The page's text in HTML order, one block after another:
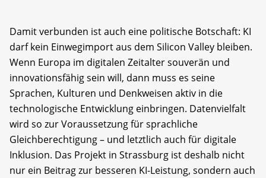
Damit verbunden ist auch eine politische Botschaft: KI
darf kein Einwegimport aus dem Silicon Valley bleiben.
Wenn Europa im digitalen Zeitalter souverän und
innovationsfähig sein will, dann muss es seine
Sprachen, Kulturen und Denkweisen aktiv in die
technologische Entwicklung einbringen. Datenvielfalt
wird so zur Voraussetzung für sprachliche
Gleichberechtigung – und letztlich auch für digitale
Inklusion. Das Projekt in Strassburg ist deshalb nicht
nur ein Beitrag zur besseren KI-Leistung, sondern auch